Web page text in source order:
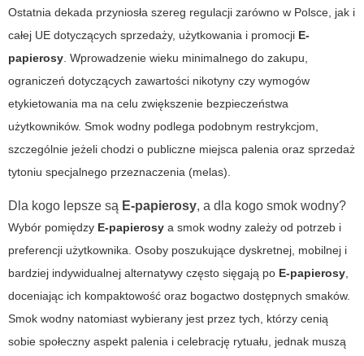
Ostatnia dekada przyniosła szereg regulacji zarówno w Polsce, jak i
całej UE dotyczących sprzedaży, użytkowania i promocji E-
papierosy . Wprowadzenie wieku minimalnego do zakupu,
ograniczeń dotyczących zawartości nikotyny czy wymogów
etykietowania ma na celu zwiększenie bezpieczeństwa
użytkowników. Smok wodny podlega podobnym restrykcjom,
szczególnie jeżeli chodzi o publiczne miejsca palenia oraz sprzedaż
tytoniu specjalnego przeznaczenia (melas).
Dla kogo lepsze są E-papierosy, a dla kogo smok wodny?
Wybór pomiędzy E-papierosy a smok wodny zależy od potrzeb i
preferencji użytkownika. Osoby poszukujące dyskretnej, mobilnej i
bardziej indywidualnej alternatywy często sięgają po E-papierosy
doceniając ich kompaktowość oraz bogactwo dostępnych smaków.
Smok wodny natomiast wybierany jest przez tych, którzy cenią
sobie społeczny aspekt palenia i celebrację rytuału, jednak muszą